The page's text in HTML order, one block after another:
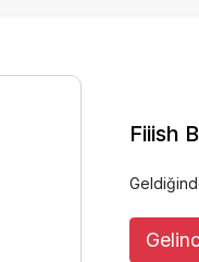
Fiiish